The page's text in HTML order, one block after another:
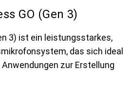
GO (Gen 3)
3) ist ein leistungsstarkes,
das sich ideal
zur Erstellung